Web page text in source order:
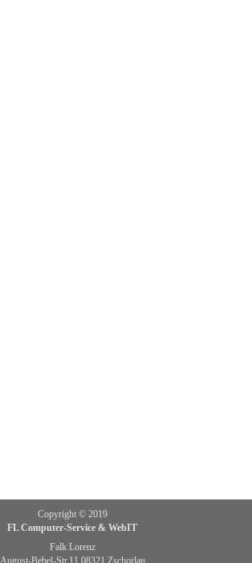
Copyright © 2019
FL Computer-Service & WebIT
Falk Lorenz